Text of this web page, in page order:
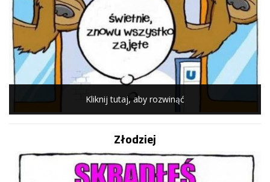
Kliknij tutaj, aby rozwinąć
Złodziej